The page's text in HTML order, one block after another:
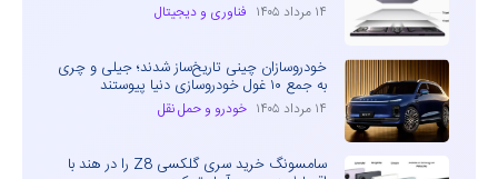
۱۴ مرداد ۱۴۰۵ فناوری و دیجیتال
خودروسازان چینی تاریخ‌ساز شدند؛ جیلی و چری
به جمع ۱۰ غول خودروسازی دنیا پیوستند
۱۴ مرداد ۱۴۰۵ خودرو و حمل نقل
سامسونگ خرید سری گلکسی Z8 را در هند با